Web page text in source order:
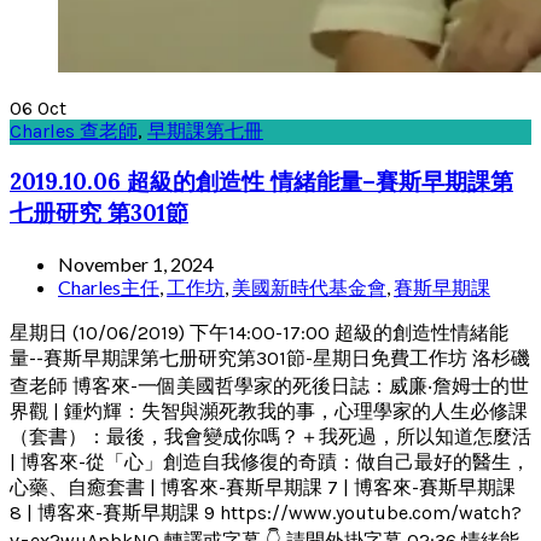
06 Oct
Charles 查老師, 早期課第七冊
2019.10.06 超級的創造性 情緒能量–賽斯早期課第
七册研究 第301節
November 1, 2024
Charles主任, 工作坊, 美國新時代基金會,賽斯早期課
星期日 (10/06/2019) 下午14:00-17:00 超級的創造性情緒能
量--賽斯早期課第七册研究第301節-星期日免費工作坊 洛杉磯
查老師 博客來-一個美國哲學家的死後日誌：威廉‧詹姆士的世
界觀 | 鍾灼輝：失智與瀕死教我的事，心理學家的人生必修課
（套書）：最後，我會變成你嗎？＋我死過，所以知道怎麼活
| 博客來-從「心」創造自我修復的奇蹟：做自己最好的醫生，
心藥、自癒套書 | 博客來-賽斯早期課 7 | 博客來-賽斯早期課
8 | 博客來-賽斯早期課 9 https://www.youtube.com/watch?